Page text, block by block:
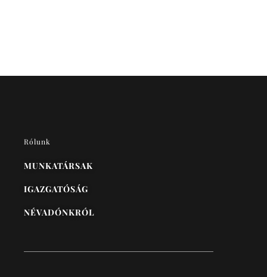
Rólunk
MUNKATÁRSAK
IGAZGATÓSÁG
NÉVADÓNKRÓL